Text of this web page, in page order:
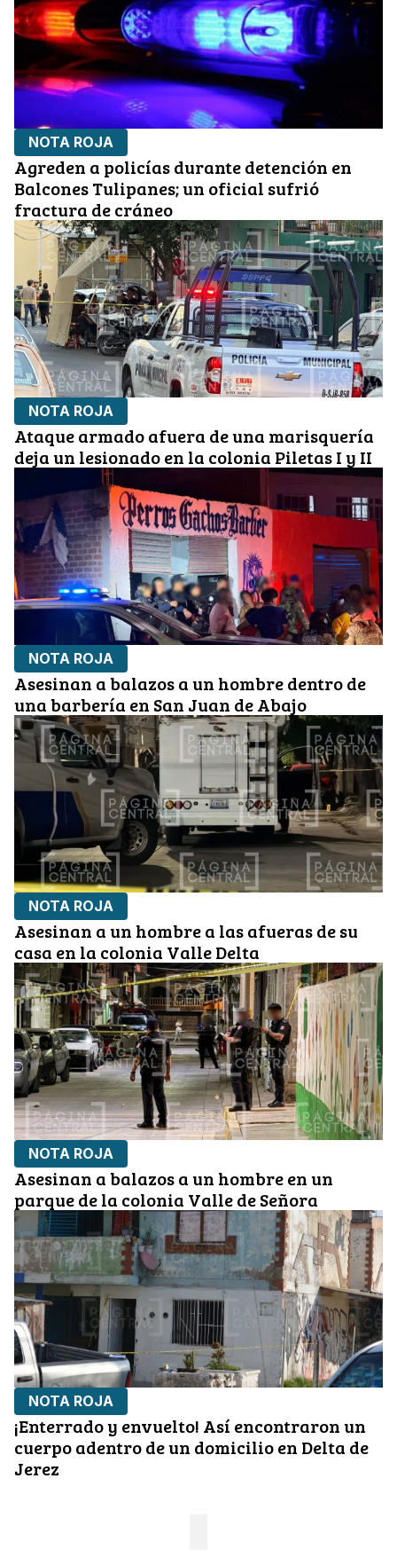
NOTA ROJA
Agreden a policías durante detención en
Balcones Tulipanes; un oficial sufrió
fractura de cráneo
NOTA ROJA
Ataque armado afuera de una marisquería
deja un lesionado en la colonia Piletas I y II
NOTA ROJA
Asesinan a balazos a un hombre dentro de
una barbería en San Juan de Abajo
NOTA ROJA
Asesinan a un hombre a las afueras de su
casa en la colonia Valle Delta
NOTA ROJA
Asesinan a balazos a un hombre en un
parque de la colonia Valle de Señora
NOTA ROJA
¡Enterrado y envuelto! Así encontraron un
cuerpo adentro de un domicilio en Delta de
Jerez